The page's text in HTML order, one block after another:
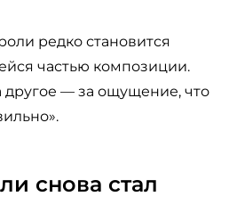
редко становится
частью композиции.
другое — за ощущение, что
снова стал